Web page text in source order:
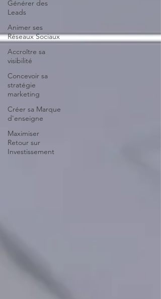
Générer des
Leads
Animer ses
Réseaux Sociaux
Accroître sa
visibilité
Concevoir sa
stratégie
marketing
Créer sa Marque
d'enseigne
Maximiser
Retour sur
Investissement